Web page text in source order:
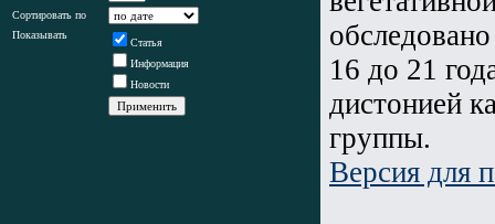
Сортировать по
Показывать
Статья
Информация
Новости
16 до 21
дистонией
группы.
Версия для